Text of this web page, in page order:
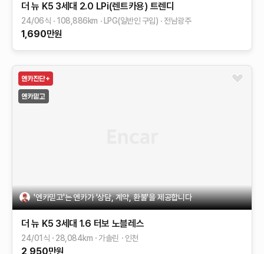
더 뉴 K5 3세대 2.0 LPi(렌트카용) 트렌디
24/06식 108,886km LPG(일반인 구입) 전남광주
1,690만원
'엔카믿고'는 엔카가 '상담, 계약, 환불'을 제공합니다
더 뉴 K5 3세대 1.6 터보 노블레스
24/01식 28,084km 가솔린 인천
2,950만원